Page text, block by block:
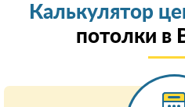
Калькулятор
потолки в